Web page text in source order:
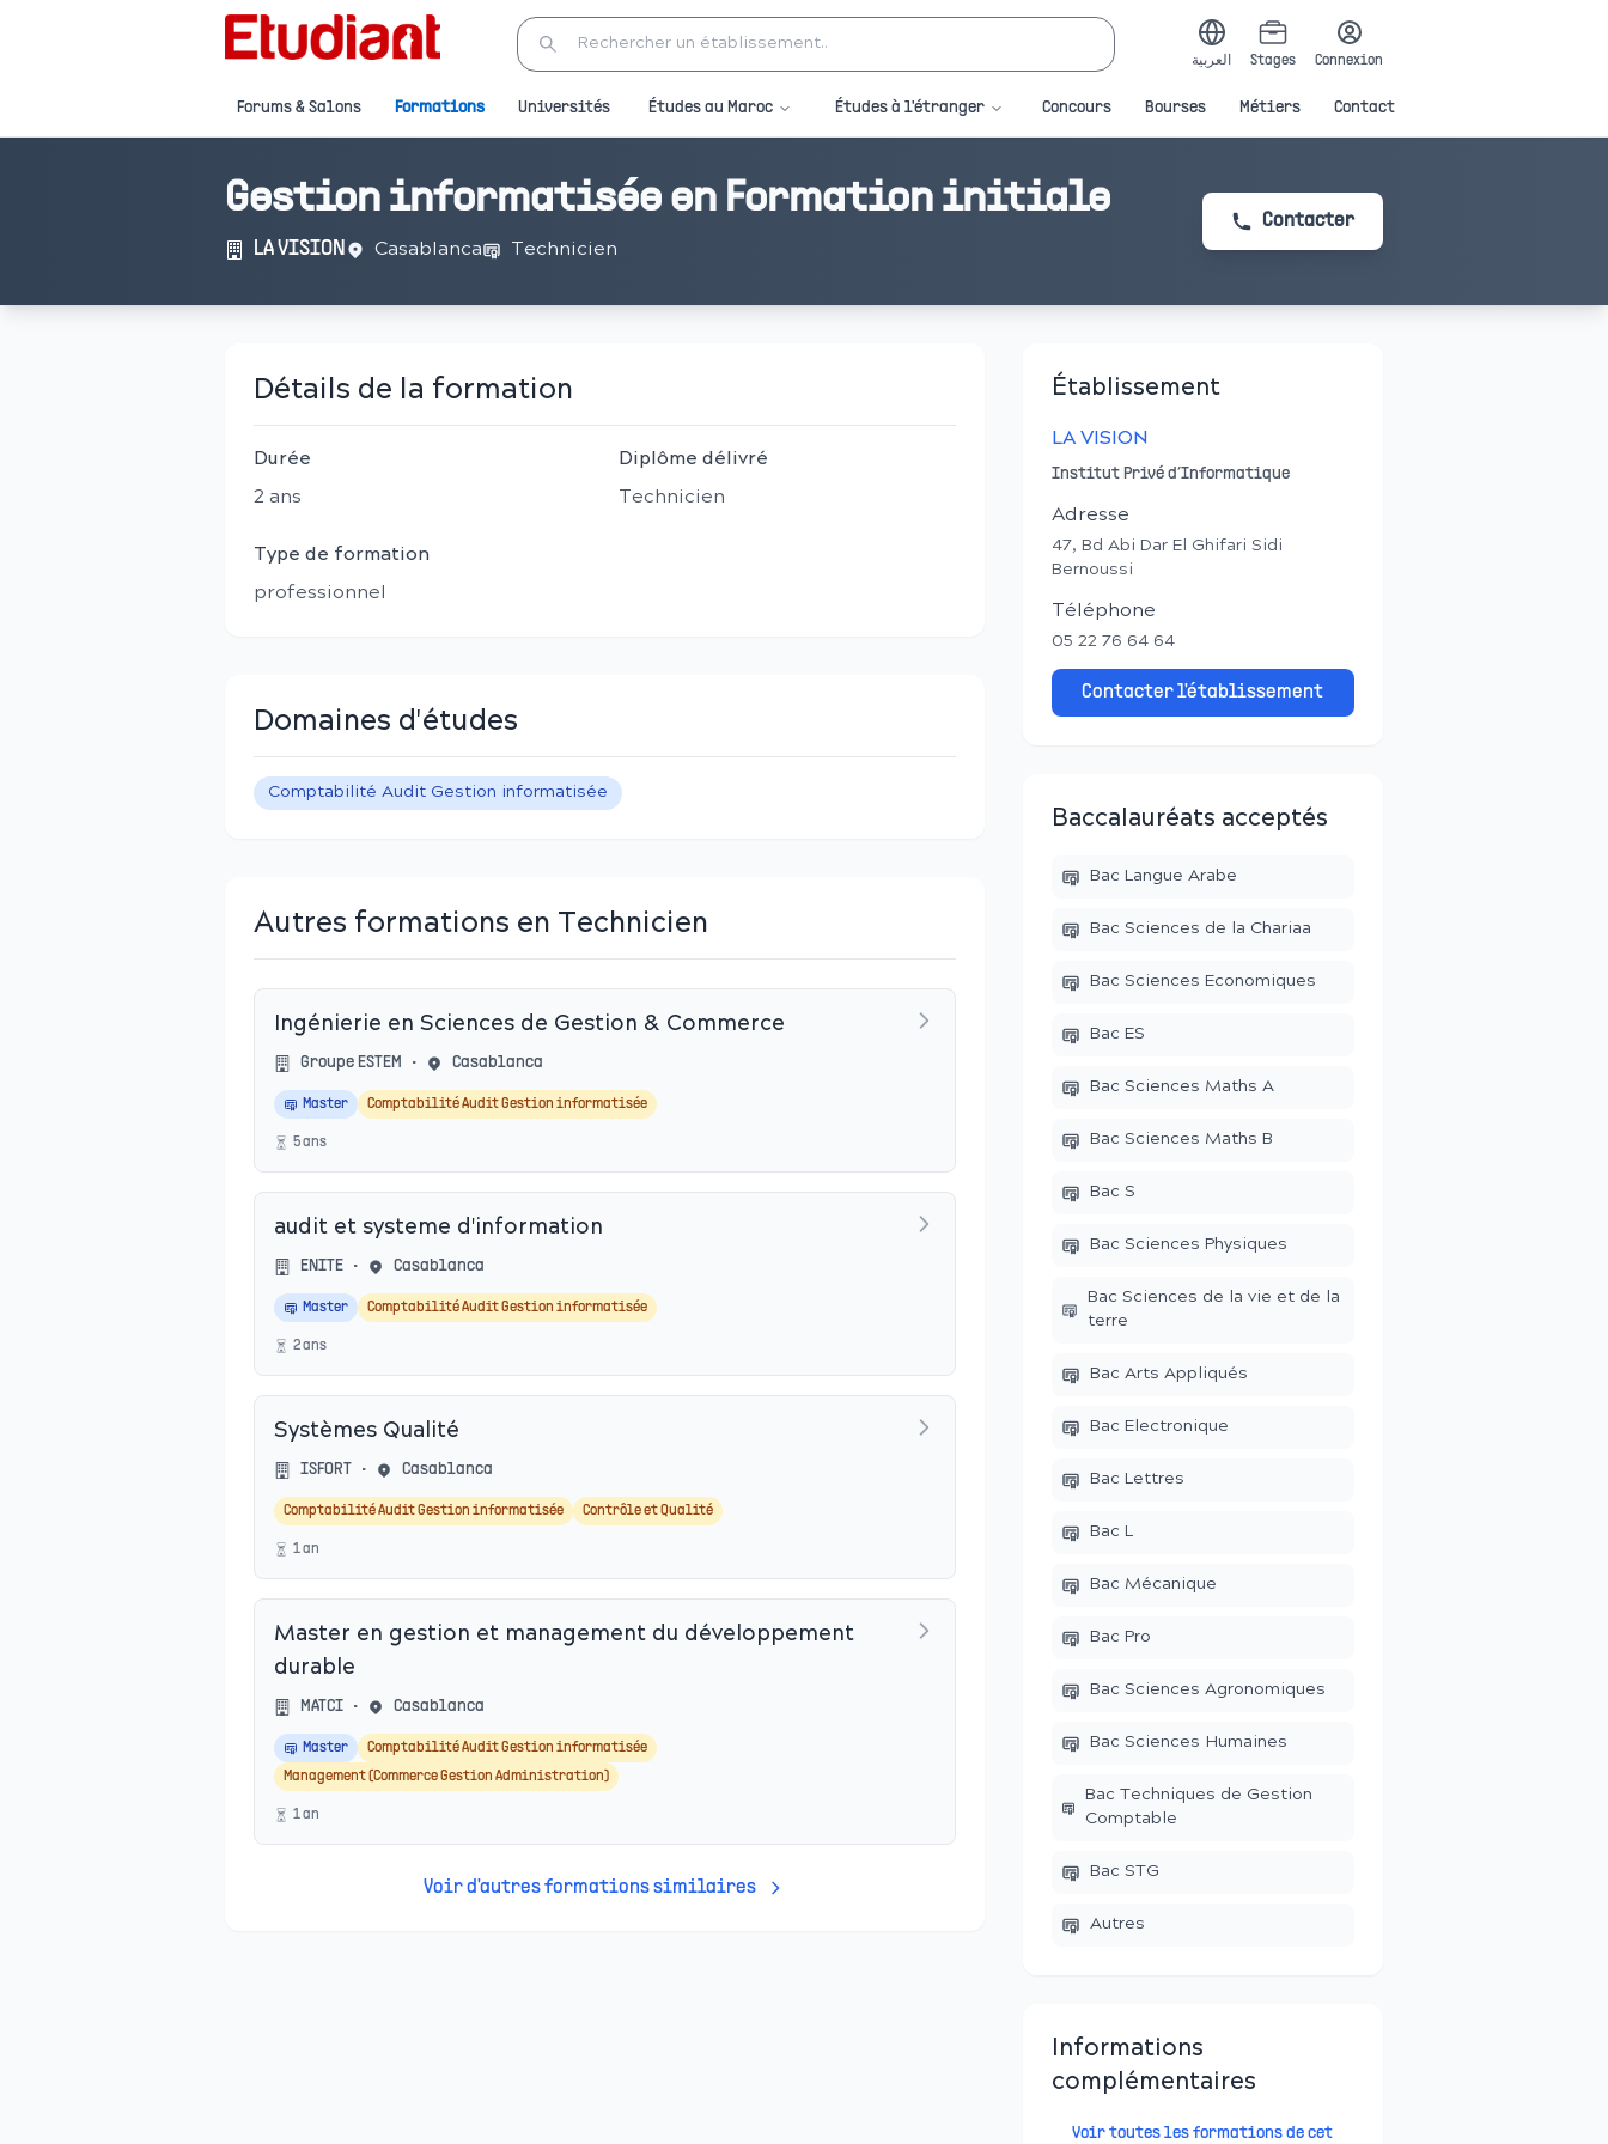
العربية Stages Connexion
Forums & Salons Formations Universités Études au Maroc Études à l'étranger Concours Bourses Métiers Contact
Gestion informatisée en Formation initiale
LA VISION Casablanca Technicien
Contacter
Détails de la formation
Durée
2 ans
Diplôme délivré
Technicien
Type de formation
professionnel
Domaines d'études
Comptabilité Audit Gestion informatisée
Autres formations en Technicien
Ingénierie en Sciences de Gestion & Commerce
Groupe ESTEM • Casablanca
Master Comptabilité Audit Gestion informatisée
5ans
audit et systeme d'information
ENITE • Casablanca
Master Comptabilité Audit Gestion informatisée
2ans
Systèmes Qualité
ISFORT • Casablanca
Comptabilité Audit Gestion informatisée Contrôle et Qualité
1an
Master en gestion et management du développement
durable
MATCI • Casablanca
Master
Comptabilité Audit Gestion informatisée
Management (Commerce Gestion Administration)
1an
Voir d'autres formations similaires
Établissement
LA VISION
Institut Privé d’Informatique
Adresse
47, Bd Abi Dar El Ghifari Sidi
Bernoussi
Téléphone
05 22 76 64 64
Contacter l'établissement
Baccalauréats acceptés
Bac Langue Arabe
Bac Sciences de la Chariaa
Bac Sciences Economiques
Bac ES
Bac Sciences Maths A
Bac Sciences Maths B
Bac S
Bac Sciences Physiques
Bac Sciences de la vie et de la
terre
Bac Arts Appliqués
Bac Electronique
Bac Lettres
Bac L
Bac Mécanique
Bac Pro
Bac Sciences Agronomiques
Bac Sciences Humaines
Bac Techniques de Gestion
Comptable
Bac STG
Autres
Informations
complémentaires
Voir toutes les formations de cet